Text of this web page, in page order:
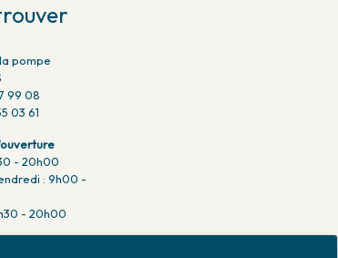
pompe
99 08
03 61
- 20h00
: 9h00 -
- 20h00